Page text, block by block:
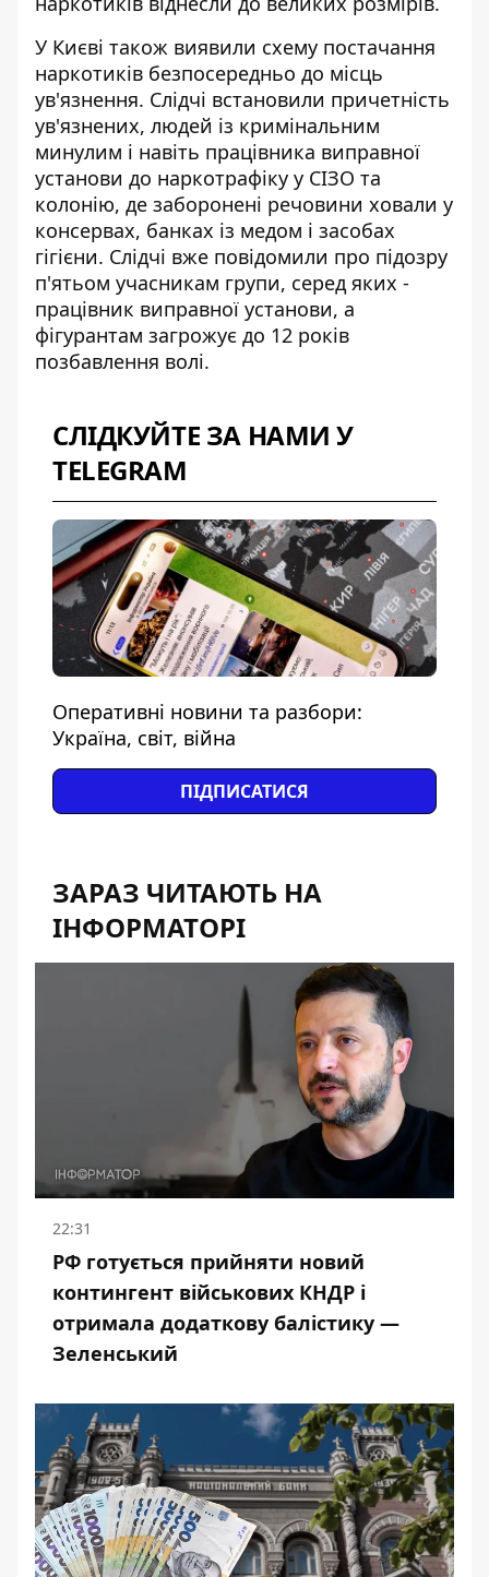
У Києві також виявили схему постачання
наркотиків безпосередньо до місць
ув'язнення. Слідчі встановили причетність
ув'язнених, людей із кримінальним
минулим і навіть працівника виправної
установи до наркотрафіку у СІЗО та
колонію, де заборонені речовини ховали у
консервах, банках із медом і засобах
гігієни. Слідчі вже повідомили про підозру
п'ятьом учасникам групи, серед яких -
працівник виправної установи, а
фігурантам загрожує до 12 років
позбавлення волі.
СЛІДКУЙТЕ ЗА НАМИ У
TELEGRAM
Оперативні новини та разбори:
Україна, світ, війна
ПІДПИСАТИСЯ
ЗАРАЗ ЧИТАЮТЬ НА
ІНФОРМАТОРІ
22:31
РФ готується прийняти новий
контингент військових КНДР і
отримала додаткову балістику —
Зеленський